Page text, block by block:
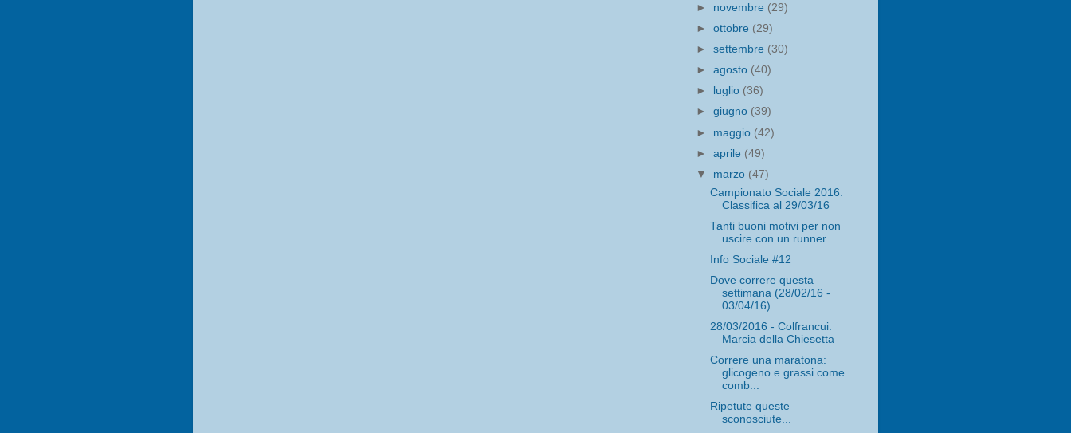
► novembre (29)
►ottobre (29)
►settembre (30)
►agosto (40)
►
luglio (36)
►giugno (39)
► maggio (42)
►aprile (49)
▼ marzo (47)
Campionato Sociale 2016:
Classifica al 29/03/16
Tanti buoni motivi per non
uscire con un runner
Info Sociale #12
Dove correre questa
settimana (28/02/16 -
03/04/16)
28/03/2016 - Colfrancui:
Marcia della Chiesetta
Correre una maratona:
glicogeno e grassi come
comb...
Ripetute queste
sconosciute...